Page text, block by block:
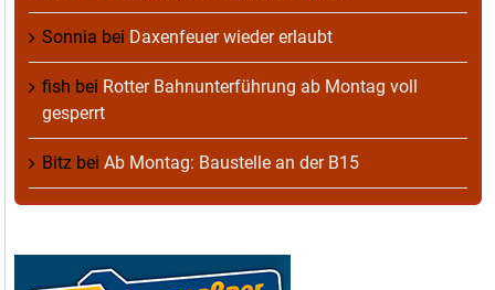
Sonnia bei Daxenfeuer wieder erlaubt
fish bei Rotter Bahnunterführung ab Montag voll
gesperrt
Bitz bei Ab Montag: Baustelle an der B15